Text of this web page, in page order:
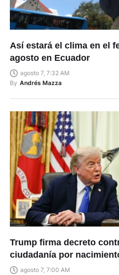
Así estará el clima en el
agosto en Ecuador
agosto 7, 7:32 AM
By Andrés Mazza
Trump firma decreto
ciudadanía por
agosto 7, 7:00 AM